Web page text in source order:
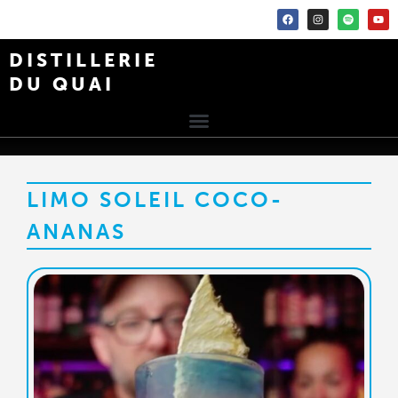
DISTILLERIE
DU QUAI
LIMO SOLEIL COCO-
ANANAS